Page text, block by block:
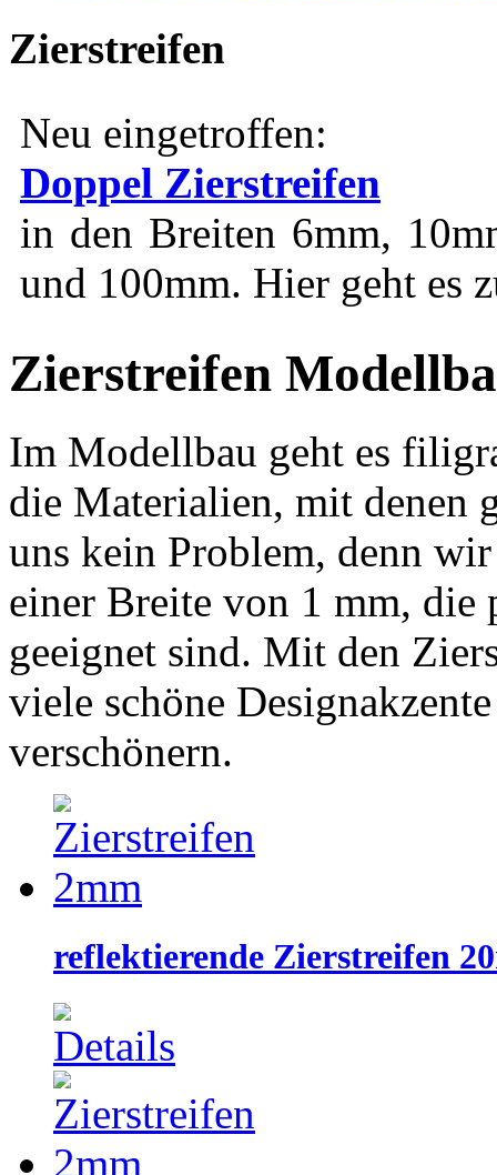
Zierstreifen
Neu eingetroffen:
Doppel Zierstreifen
in den Breiten 6mm,
und 100mm. Hier geht es
Zierstreifen
Im Modellbau geht es
die Materialien, mit denen
uns kein Problem, denn
einer Breite von 1 mm,
geeignet sind. Mit den
viele schöne
verschönern.
reflektierende Zierstreifen